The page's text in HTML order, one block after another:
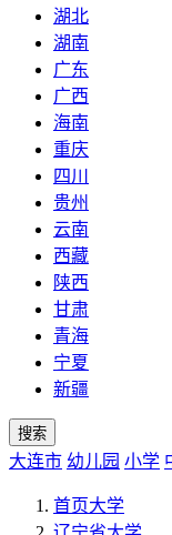
湖北
湖南
广东
广西
海南
重庆
四川
贵州
云南
西藏
陕西
甘肃
青海
宁夏
新疆
搜索
大连市 幼儿园 小学
首页大学